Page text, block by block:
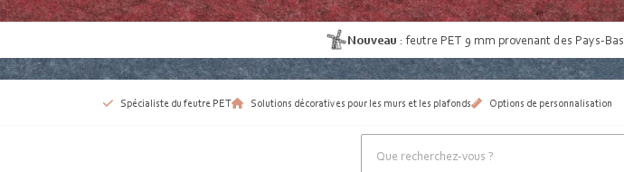
Nouveau :feutre PET 9 mm provenant des Pays-Bas
Spécialiste du feutre PET Solutions décoratives pour les murs et les plafonds Options de personnalisation